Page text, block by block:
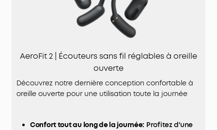
AeroFit 2 | Écouteurs sans fil réglables à oreille
ouverte
Découvrez notre dernière conception confortable à
oreille ouverte pour une utilisation toute la journée
Confort tout au long de la journée: Profitez d'une